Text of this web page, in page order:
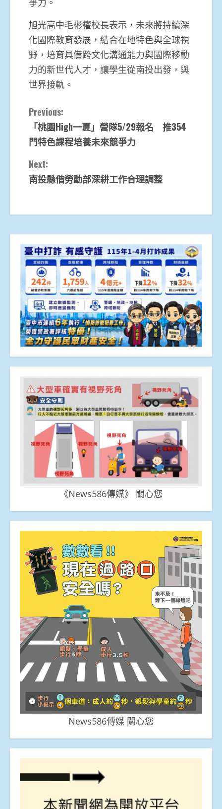
旭光高中毛彬權校長表示，未來將持續深
化國際教育發展，結合在地特色與全球視
野，培育具備跨文化溝通能力與國際移動
力的新世代人才，讓學生從南投出發，與
世界接軌。
Continue
Reading
Previous:
「桃園High一夏」營隊5/29報名 推354
門特色課程培養未來競爭力
Next:
南投縣偕勞動部深耕工作合理調整
《News586傳媒》 關心您
News586傳媒 關心您